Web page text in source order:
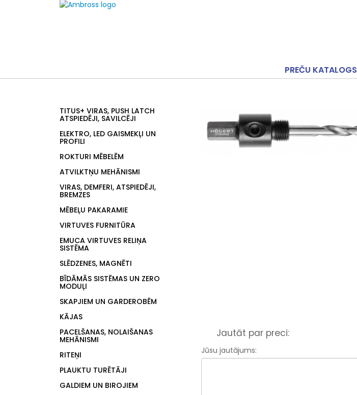
PREČU KATALOGS
TITUS+ VIRAS, PUSH LATCH
ATSPIEDĒJI, SAVILCĒJI
ELEKTRO, LED GAISMEKĻI UN
PROFILI
ROKTURI MĒBELĒM
ATVILKTŅU MEHĀNISMI
VIRAS, DEMFERI, ATSPIEDĒJI,
BREMZES
MĒBEĻU PAKARAMIE
VIRTUVES FURNITŪRA
EMUCA VIRTUVES RELIŅA
SISTĒMA
SLĒDZENES, MAGNĒTI
BĪDĀMĀS SISTĒMAS UN ZERO
MODUĻI
SKAPJIEM UN GARDEROBĒM
KĀJAS
PACELŠANAS, NOLAIŠANAS
MEHĀNISMI
RITEŅI
PLAUKTU TURĒTĀJI
GALDIEM UN BIROJIEM
Jautāt par preci:
Jūsu jautājums: